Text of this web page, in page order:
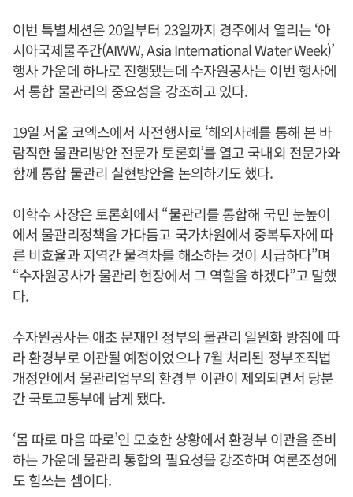
이번 특별세션은 20일부터 23일까지 경주에서 열리는 ‘아
시아국제물주간(AIWW, Asia International Water Week)’
행사 가운데 하나로 진행됐는데 수자원공사는 이번 행사에
서 통합 물관리의 중요성을 강조하고 있다.
19일 서울 코엑스에서 사전행사로 ‘해외사례를 통해 본 바
람직한 물관리방안 전문가 토론회’를 열고 국내외 전문가와
함께 통합 물관리 실현방안을 논의하기도 했다.
이학수 사장은 토론회에서 “물관리를 통합해 국민 눈높이
에서 물관리정책을 가다듬고 국가차원에서 중복투자에 따
른 비효율과 지역간 물격차를 해소하는 것이 시급하다”며
“수자원공사가 물관리 현장에서 그 역할을 하겠다”고 말했
다.
수자원공사는 애초 문재인 정부의 물관리 일원화 방침에 따
라 환경부로 이관될 예정이었으나 7월 처리된 정부조직법
개정안에서 물관리업무의 환경부 이관이 제외되면서 당분
간 국토교통부에 남게 됐다.
‘몸 따로 마음 따로’인 모호한 상황에서 환경부 이관을 준비
하는 가운데 물관리 통합의 필요성을 강조하며 여론조성에
도 힘쓰는 셈이다.